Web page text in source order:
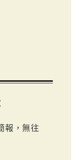
報，無往